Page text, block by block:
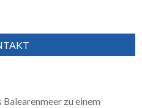
Balearenmeer zu einem